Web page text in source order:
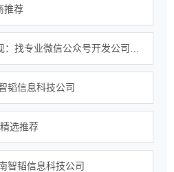
推荐
韬信息科技公司
选推荐
智韬信息科技公司